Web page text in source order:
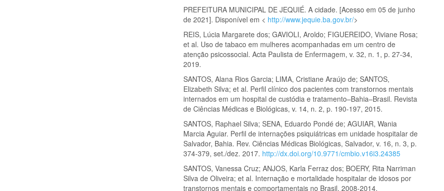
PREFEITURA MUNICIPAL DE JEQUIÉ. A cidade. [Acesso em 05 de junho
de 2021]. Disponível em < http://www.jequie.ba.gov.br/>
REIS, Lúcia Margarete dos; GAVIOLI, Aroldo; FIGUEREIDO, Viviane Rosa;
et al. Uso de tabaco em mulheres acompanhadas em um centro de
atenção psicossocial. Acta Paulista de Enfermagem, v. 32, n. 1, p. 27-34,
2019.
SANTOS, Alana Rios Garcia; LIMA, Cristiane Araújo de; SANTOS,
Elizabeth Silva; et al. Perfil clínico dos pacientes com transtornos mentais
internados em um hospital de custódia e tratamento–Bahia–Brasil. Revista
de Ciências Médicas e Biológicas, v. 14, n. 2, p. 190-197, 2015.
SANTOS, Raphael Silva; SENA, Eduardo Pondé de; AGUIAR, Wania
Marcia Aguiar. Perfil de internações psiquiátricas em unidade hospitalar de
Salvador, Bahia. Rev. Ciências Médicas Biológicas, Salvador, v. 16, n. 3, p.
374-379, set./dez. 2017. http://dx.doi.org/10.9771/cmbio.v16i3.24385
SANTOS, Vanessa Cruz; ANJOS, Karla Ferraz dos; BOERY, Rita Narriman
Silva de Oliveira; et al. Internação e mortalidade hospitalar de idosos por
transtornos mentais e comportamentais no Brasil, 2008-2014.